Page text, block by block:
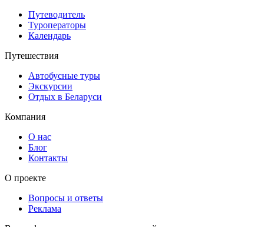
Путеводитель
Туроператоры
Календарь
Путешествия
Автобусные туры
Экскурсии
Отдых в Беларуси
Компания
О нас
Блог
Контакты
О проекте
Вопросы и ответы
Реклама